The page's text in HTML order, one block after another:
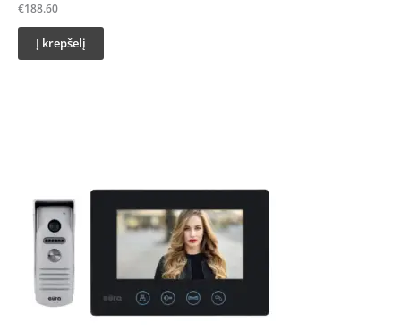
€188.60
Į krepšelį